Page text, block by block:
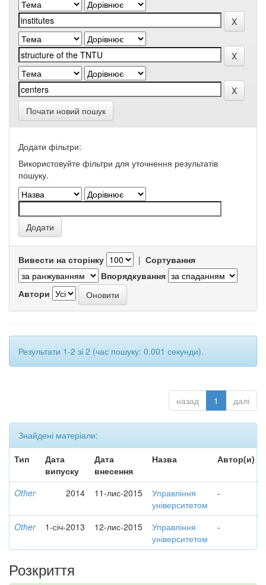
Почати новий пошук
Додати фільтри:
Використовуйте фільтри для уточнення результатів
пошуку.
Вивести на сторінку | Сортування
Впорядкування
Автори
Результати 1-2 зі 2 (час пошуку: 0.001 секунди).
назад 1 далі
Знайдені матеріали:
Тип
Дата
випуску
Дата
внесення
Назва Автор(и)
Other 2014 11-лис-2015
Управління
університетом
-
Other 1-січ-2013 12-лис-2015
Управління
університетом
-
Розкриття